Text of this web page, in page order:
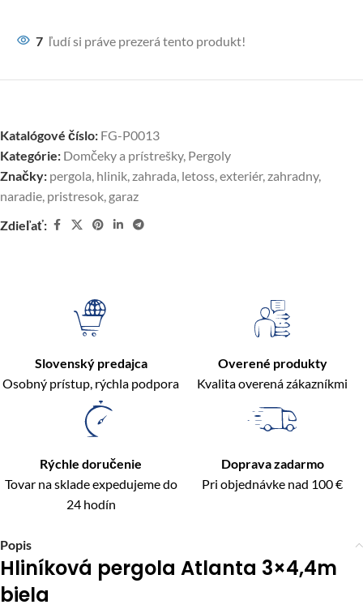
7 ľudí si práve prezerá tento produkt!
Katalógové číslo: FG-P0013
Kategórie: Domčeky a prístrešky, Pergoly
Značky: pergola, hlinik,zahrada, letoss,exteriér,zahradny,
naradie, pristresok, garaz
Zdieľať:
Slovenský predajca
Osobný prístup, rýchla podpora
Overené produkty
Kvalita overená zákazníkmi
Rýchle doručenie
Tovar na sklade expedujeme do
24 hodín
Doprava zadarmo
Pri objednávke nad 100 €
Popis
Hliníková pergola Atlanta 3×4,4m
biela